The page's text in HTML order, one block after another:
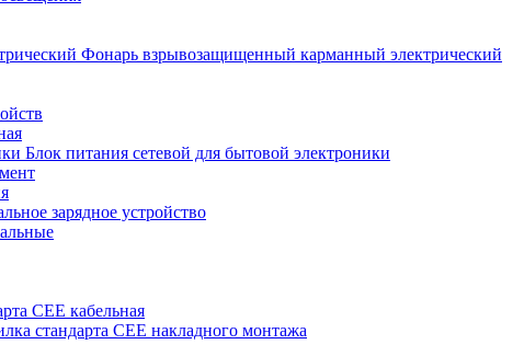
Фонарь взрывозащищенный карманный электрический
Блок питания сетевой для бытовой электроники
зарядное устройство
CEE кабельная
стандарта CEE накладного монтажа